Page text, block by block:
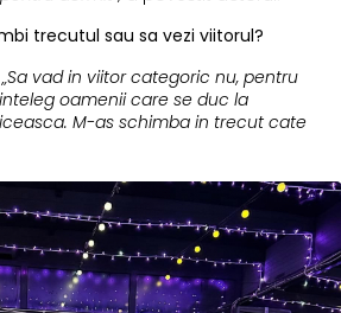
trecutul sau sa vezi viitorul?
„Sa vad in viitor categoric nu, pentru
oamenii care se duc la
M-as schimba in trecut cate